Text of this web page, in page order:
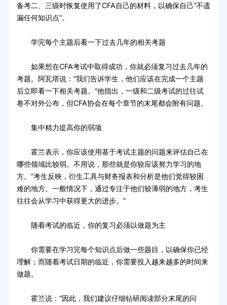
备考二、三级时恢复使用了CFA自己的材料，以确保自己“不遗
漏任何知识点”。
学完每个主题后看一下过去几年的相关考题
如果想在CFA考试中取得成功，你就必须复习过去几年的
考题。阿瓦塔说：“我们告诉学生，他们应该在完成一个主题
后立即看一下相关考题。”他指出，一级和二级考试的过往试
卷不对外公布，但CFA协会在每个章节的末尾都会附有问题。
集中精力提高你的弱项
霍兰表示，你应该使用基于考试主题的问题来评估自己在
哪些领域比较弱。不用说，那些就是你较应该努力学习的地
方。“考生反映，衍生工具与财务报表和分析是他们觉得较困
难的地方。一般情况下，通过专注于他们较薄弱的地方，考生
往往会从学习中获得更大的进步。”
随着考试的临近，你的复习必须以做题为主
你需要在学习完每个知识点后做一些题目，以确保你已经
理解；而随着考试日期的临近，你需要投入越来越多的时间来
做题。
霍兰说：“因此，我们建议仔细钻研阅读部分末尾的问